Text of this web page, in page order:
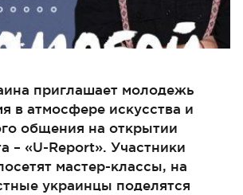
приглашает молодежь
в атмосфере искусства и
общения на открытии
– «U-Report». Участники
мастер-классы, на
украинцы поделятся